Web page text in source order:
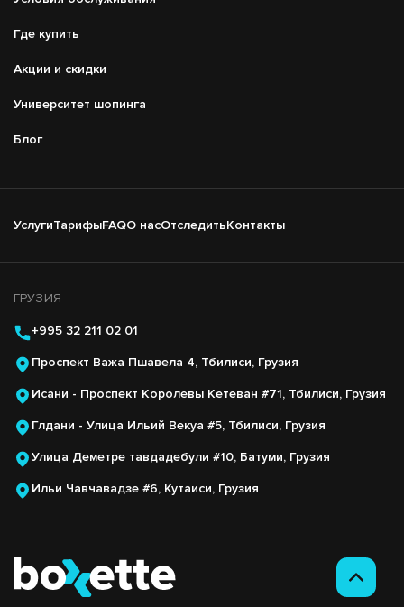
Подвал
навигация
УслугиТарифыFAQО насОтследитьКонтакты
справа
Где купить
Акции и скидки
Университет шопинга
Блог
ГРУЗИЯ
+995 32 211 02 01
Проспект Важа Пшавела 4, Тбилиси, Грузия
Исани - Проспект Королевы Кетеван #71, Тбилиси, Грузия
Глдани - Улица Ильий Векуа #5, Тбилиси, Грузия
Улица Деметре тавдадебули #10, Батуми, Грузия
Ильи Чавчавадзе #6, Кутаиси, Грузия